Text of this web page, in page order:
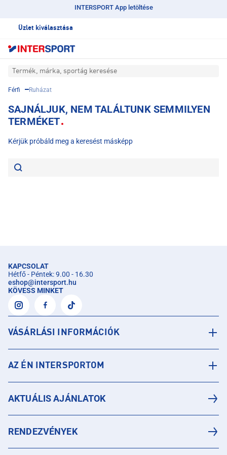
INTERSPORT App letöltése
Üzlet kiválasztása
Termék, márka, sportág keresése
Férfi Ruházat
SAJNÁLJUK, NEM TALÁLTUNK SEMMILYEN
TERMÉKET
Kérjük próbáld meg a keresést másképp
KAPCSOLAT
Hétfő - Péntek: 9.00 - 16.30
eshop@intersport.hu
KÖVESS MINKET
VÁSÁRLÁSI INFORMÁCIÓK
AZ ÉN INTERSPORTOM
AKTUÁLIS AJÁNLATOK
RENDEZVÉNYEK